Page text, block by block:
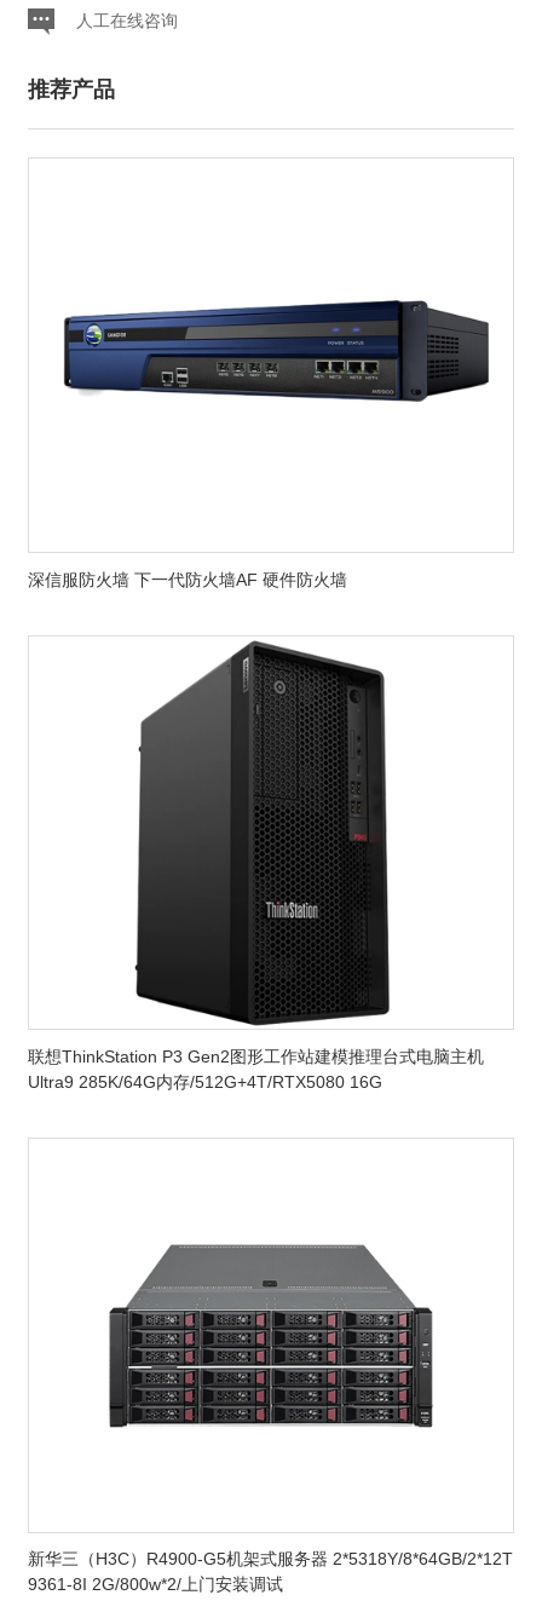
人工在线咨询
推荐产品
深信服防火墙 下一代防火墙AF 硬件防火墙
联想ThinkStation P3 Gen2图形工作站建模推理台式电脑主机
Ultra9 285K/64G内存/512G+4T/RTX5080 16G
新华三（H3C）R4900-G5机架式服务器 2*5318Y/8*64GB/2*12T
9361-8I 2G/800w*2/上门安装调试